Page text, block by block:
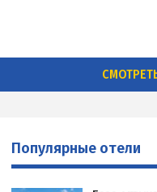
Популярные отели